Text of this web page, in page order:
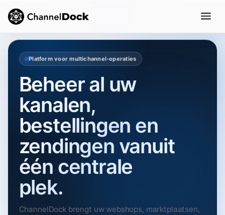
Platform voor multichannel‑operaties
Beheer al uw
kanalen,
bestellingen en
zendingen vanuit
één centrale
plek.
ChannelDock brengt uw webshops, marktplaatsen,